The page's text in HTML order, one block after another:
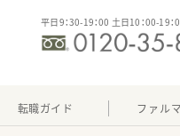
平日9：30-19：00 土日10：00-19：
転職ガイド ファル